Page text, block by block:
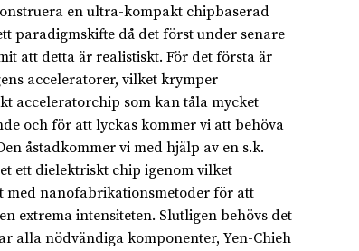
en ultra-kompakt chipbaserad
paradigmskifte då det först under senare
att detta är realistiskt. För det första är
acceleratorer, vilket krymper
acceleratorchip som kan tåla mycket
och för att lyckas kommer vi att behöva
åstadkommer vi med hjälp av en s.k.
ett dielektriskt chip igenom vilket
med nanofabrikationsmetoder för att
extrema intensiteten. Slutligen behövs det
alla nödvändiga komponenter, Yen-Chieh